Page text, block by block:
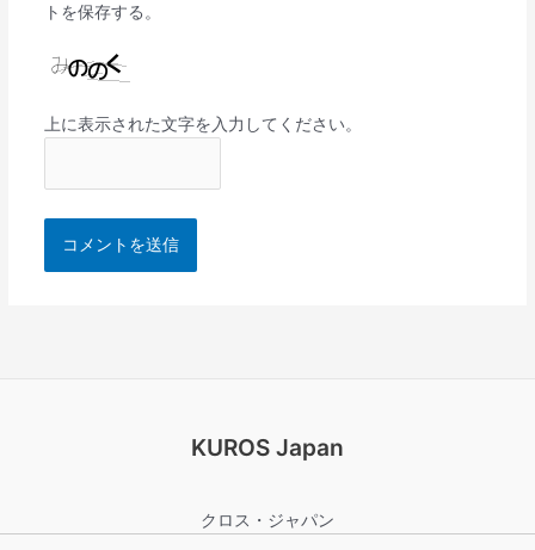
トを保存する。
上に表示された文字を入力してください。
KUROS Japan
クロス・ジャパン